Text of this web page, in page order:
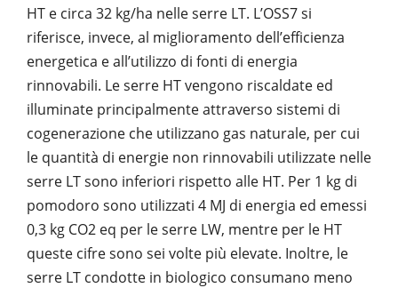
HT e circa 32 kg/ha nelle serre LT. L’OSS7 si
riferisce, invece, al miglioramento dell’efficienza
energetica e all’utilizzo di fonti di energia
rinnovabili. Le serre HT vengono riscaldate ed
illuminate principalmente attraverso sistemi di
cogenerazione che utilizzano gas naturale, per cui
le quantità di energie non rinnovabili utilizzate nelle
serre LT sono inferiori rispetto alle HT. Per 1 kg di
pomodoro sono utilizzati 4 MJ di energia ed emessi
0,3 kg CO2 eq per le serre LW, mentre per le HT
queste cifre sono sei volte più elevate. Inoltre, le
serre LT condotte in biologico consumano meno